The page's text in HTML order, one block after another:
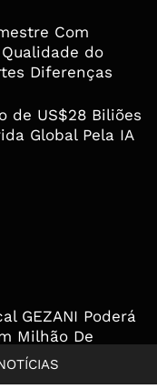
Com
do
Diferenças
de US$28 Biliões
Global Pela IA
GEZANI Poderá
Milhão De
E Sul ...